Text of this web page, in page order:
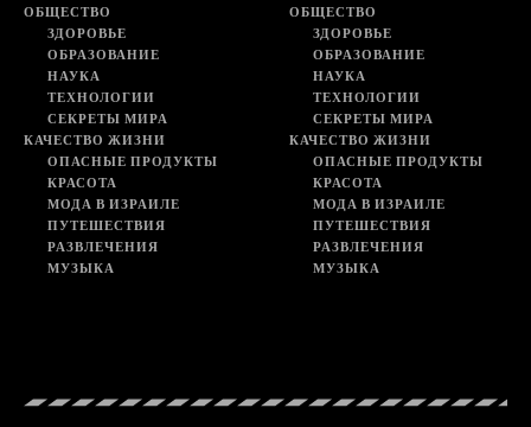
ОБЩЕСТВО
ЗДОРОВЬЕ
ОБРАЗОВАНИЕ
НАУКА
ТЕХНОЛОГИИ
СЕКРЕТЫ МИРА
КАЧЕСТВО ЖИЗНИ
ОПАСНЫЕ ПРОДУКТЫ
КРАСОТА
МОДА В ИЗРАИЛЕ
ПУТЕШЕСТВИЯ
РАЗВЛЕЧЕНИЯ
МУЗЫКА
ОБЩЕСТВО
ЗДОРОВЬЕ
ОБРАЗОВАНИЕ
НАУКА
ТЕХНОЛОГИИ
СЕКРЕТЫ МИРА
КАЧЕСТВО ЖИЗНИ
ОПАСНЫЕ ПРОДУКТЫ
КРАСОТА
МОДА В ИЗРАИЛЕ
ПУТЕШЕСТВИЯ
РАЗВЛЕЧЕНИЯ
МУЗЫКА